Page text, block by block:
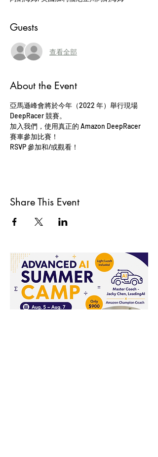
Guests
查看全部
About the Event
亞馬遜峰會將於今年（2022 年）舉行現場
DeepRacer 競賽。
加入我們，使用真正的 Amazon DeepRacer
賽車參加比賽！
RSVP 參加和/或觀看！
Share This Event